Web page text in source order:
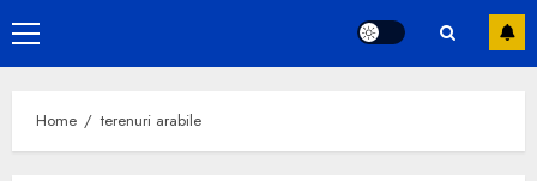
Primary
Menu
Home terenuri arabile